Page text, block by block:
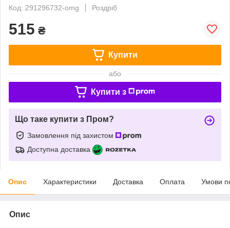
Код: 291296732-omg
Роздріб
515 ₴
Купити
або
Купити з
Що таке купити з Пром?
Замовлення під захистом
Доступна доставка
Опис Характеристики Доставка Оплата Умови
Опис